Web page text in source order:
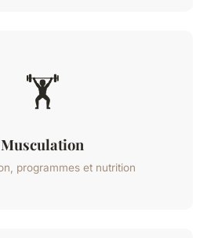
🏋️
Musculation
programmes et nutrition